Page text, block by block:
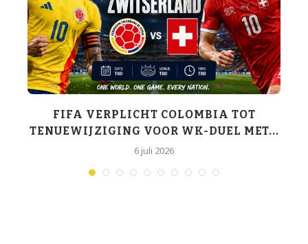
FIFA VERPLICHT COLOMBIA TOT
TENUEWIJZIGING VOOR WK-DUEL MET...
6 juli 2026